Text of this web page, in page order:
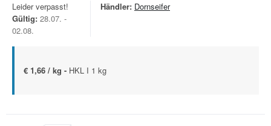
Leider verpasst!
Gültig: 28.07. -
02.08.
Händler: Dornseifer
€ 1,66 / kg - HKL I 1 kg